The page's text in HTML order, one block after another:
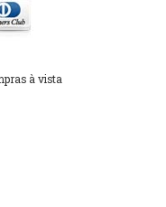
à vista